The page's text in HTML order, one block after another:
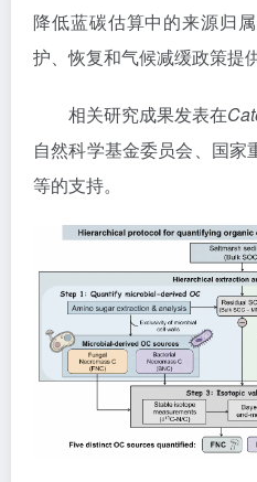
降低蓝碳估算中的来源归
护、恢复和气候减缓政策提
相关研究成果发表在
自然科学基金委员会、国
等的支持。